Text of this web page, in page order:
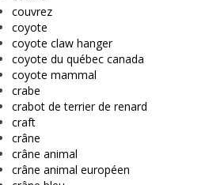
couvrez
coyote
coyote claw hanger
coyote du québec canada
coyote mammal
crabe
crabot de terrier de renard
craft
crâne
crâne animal
crâne animal européen